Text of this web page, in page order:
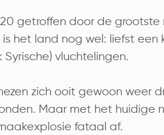
getroffen door de
het land nog wel: liefst
vluchtelingen.
zich ooit gewoon weer
Maar met het huidige
fataal af.